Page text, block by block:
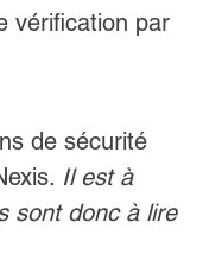
vérification par
de sécurité
Il est à
sont donc à lire